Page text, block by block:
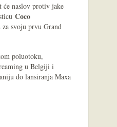
će naslov protiv jake
Coco
svoju prvu Grand
poluotoku,
u Belgiji i
do lansiranja Maxa